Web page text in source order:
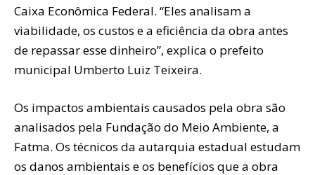
Caixa Econômica Federal. “Eles analisam a
viabilidade, os custos e a eficiência da obra antes
de repassar esse dinheiro”, explica o prefeito
municipal Umberto Luiz Teixeira.
Os impactos ambientais causados pela obra são
analisados pela Fundação do Meio Ambiente, a
Fatma. Os técnicos da autarquia estadual estudam
os danos ambientais e os benefícios que a obra